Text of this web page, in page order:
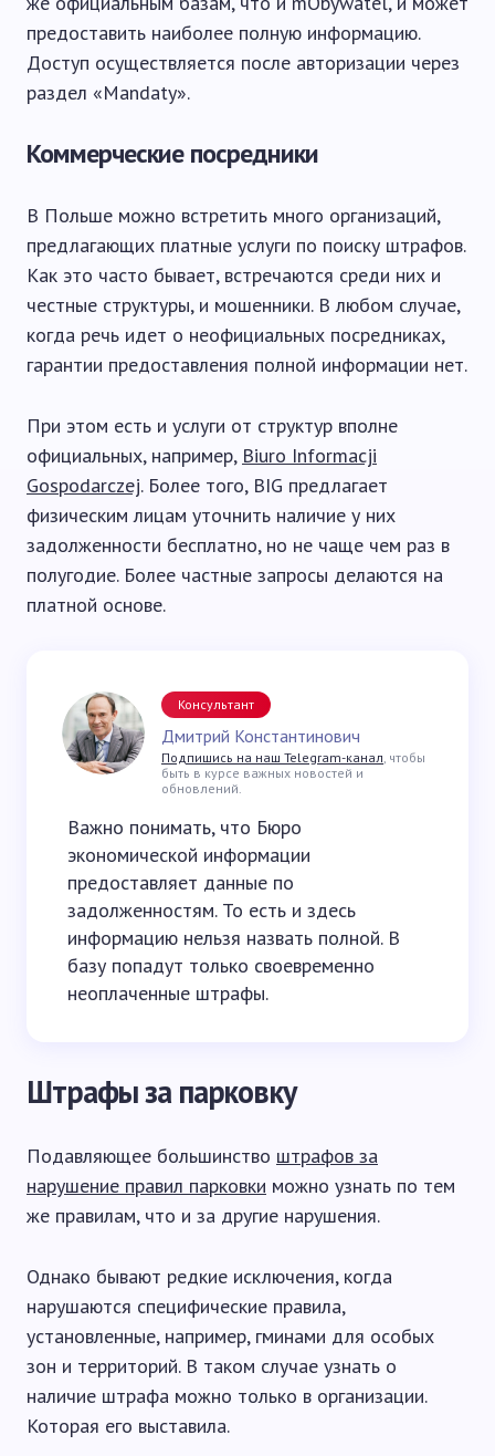
предоставить наиболее полную информацию.
Доступ осуществляется после авторизации через
раздел «Mandaty».
Коммерческие посредники
В Польше можно встретить много организаций,
предлагающих платные услуги по поиску штрафов.
Как это часто бывает, встречаются среди них и
честные структуры, и мошенники. В любом случае,
когда речь идет о неофициальных посредниках,
гарантии предоставления полной информации нет.
При этом есть и услуги от структур вполне
официальных, например, Biuro Informacji
Gospodarczej. Более того, BIG предлагает
физическим лицам уточнить наличие у них
задолженности бесплатно, но не чаще чем раз в
полугодие. Более частные запросы делаются на
платной основе.
Консультант
Дмитрий Константинович
Подпишись на наш Telegram-канал, чтобы
быть в курсе важных новостей и
обновлений.
Важно понимать, что Бюро
экономической информации
предоставляет данные по
задолженностям. То есть и здесь
информацию нельзя назвать полной. В
базу попадут только своевременно
неоплаченные штрафы.
Штрафы за парковку
Подавляющее большинство штрафов за
нарушение правил парковки можно узнать по тем
же правилам, что и за другие нарушения.
Однако бывают редкие исключения, когда
нарушаются специфические правила,
установленные, например, гминами для особых
зон и территорий. В таком случае узнать о
наличие штрафа можно только в организации.
Которая его выставила.